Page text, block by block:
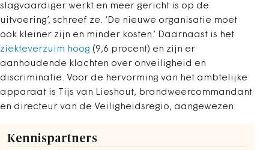
slagvaardiger werkt en meer gericht is op de
uitvoering’, schreef ze. ‘De nieuwe organisatie moet
ook kleiner zijn en minder kosten.’ Daarnaast is het
ziekteverzuim hoog (9,6 procent) en zijn er
aanhoudende klachten over onveiligheid en
discriminatie. Voor de hervorming van het ambtelijke
apparaat is Tijs van Lieshout, brandweercommandant
en directeur van de Veiligheidsregio, aangewezen.
Kennispartners